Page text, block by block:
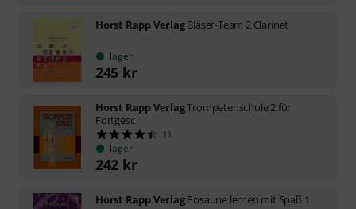
Horst Rapp VerlagBläser-Team 2 Clarinet
i lager
245 kr
Horst Rapp VerlagTrompetenschule 2 für
Fortgesc
11
i lager
242 kr
Horst Rapp VerlagPosaune lernen mit Spaß 1